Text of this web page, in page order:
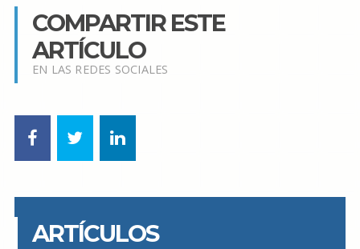
COMPARTIR ESTE
ARTÍCULO
EN LAS REDES SOCIALES
ARTÍCULOS